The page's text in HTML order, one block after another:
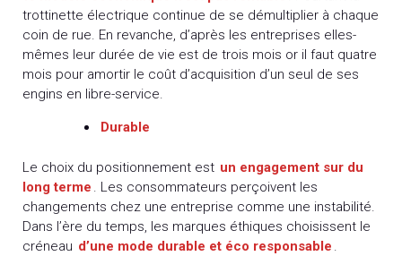
trottinette électrique continue de se démultiplier à chaque
coin de rue. En revanche, d’après les entreprises elles-
mêmes leur durée de vie est de trois mois or il faut quatre
mois pour amortir le coût d’acquisition d’un seul de ses
engins en libre-service.
Durable
Le choix du positionnement est un engagement sur du
long terme
. Les consommateurs perçoivent les
changements chez une entreprise comme une instabilité.
Dans l’ère du temps, les marques éthiques choisissent le
créneau d’une mode durable et éco responsable